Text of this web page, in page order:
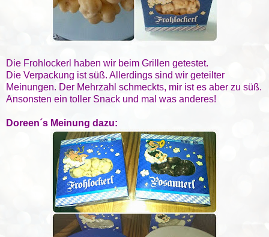
Die Frohlockerl haben wir beim Grillen getestet.
Die Verpackung ist süß. Allerdings sind wir geteilter
Meinungen. Der Mehrzahl schmeckts, mir ist es aber zu süß.
Ansonsten ein toller Snack und mal was anderes!
Doreen´s Meinung dazu: